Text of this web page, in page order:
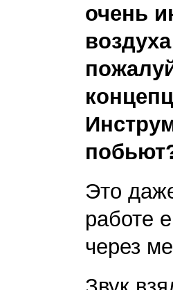
очень
Это
работе
через